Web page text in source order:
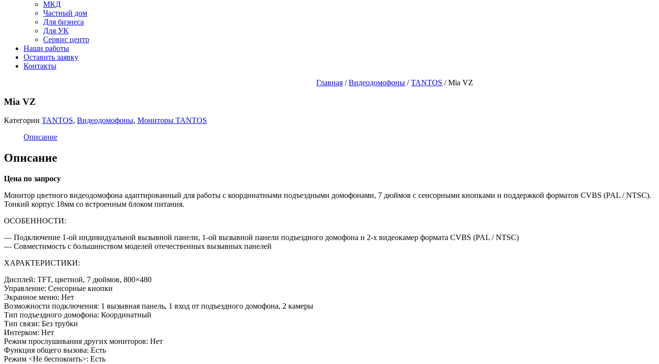
МКД
Частный дом
Для бизнеса
Для УК
Сервис центр
Наши работы
Оставить заявку
Контакты
Главная /Видеодомофоны /TANTOS / Mia VZ
Mia VZ
Категории TANTOS, Видеодомофоны, Мониторы TANTOS
Описание
Описание
Цена по запросу
Монитор цветного видеодомофона адаптированный для работы с координатными подъездными домофонами, 7 дюймов с сенсорными кнопками и поддержкой форматов CVBS (PAL / NTSC).
Тонкий корпус 18мм со встроенным блоком питания.
ОСОБЕННОСТИ:
— Подключение 1-ой индивидуальной вызывной панели, 1-ой вызывной панели подъездного домофона и 2-х видеокамер формата CVBS (PAL / NTSC)
— Совместимость с большинством моделей отечественных вызывных панелей
ХАРАКТЕРИСТИКИ:
Дисплей: TFT, цветной, 7 дюймов, 800×480
Управление: Сенсорные кнопки
Экранное меню: Нет
Возможности подключения: 1 вызывная панель, 1 вход от подъездного домофона, 2 камеры
Тип подъездного домофона: Координатный
Тип связи: Без трубки
Интерком: Нет
Режим прослушивания других мониторов: Нет
Функция общего вызова: Есть
Режим <Не беспокоить>: Есть